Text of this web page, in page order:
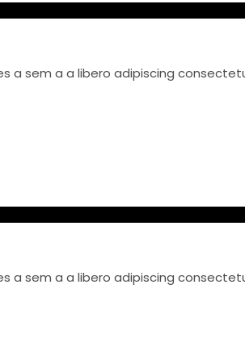
a sem a a libero adipiscing
a sem a a libero adipiscing